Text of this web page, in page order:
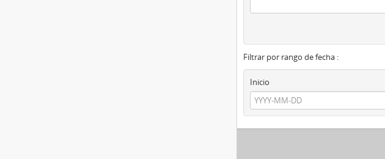
Filtrar por rango de fecha :
Inicio